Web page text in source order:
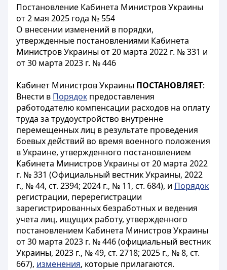
Постановление Кабинета Министров Украины
от 2 мая 2025 года № 554
О внесении изменений в порядки,
утвержденные постановлениями Кабинета
Министров Украины от 20 марта 2022 г. № 331 и
от 30 марта 2023 г. № 446
Кабинет Министров Украины ПОСТАНОВЛЯЕТ:
Внести в Порядок предоставления
работодателю компенсации расходов на оплату
труда за трудоустройство внутренне
перемещенных лиц в результате проведения
боевых действий во время военного положения
в Украине, утвержденного постановлением
Кабинета Министров Украины от 20 марта 2022
г. № 331 (Официальный вестник Украины, 2022
г., № 44, ст. 2394; 2024 г., № 11, ст. 684), и Порядок
регистрации, перерегистрации
зарегистрированных безработных и ведения
учета лиц, ищущих работу, утвержденного
постановлением Кабинета Министров Украины
от 30 марта 2023 г. № 446 (официальный вестник
Украины, 2023 г., № 49, ст. 2718; 2025 г., № 8, ст.
667), изменения, которые прилагаются.